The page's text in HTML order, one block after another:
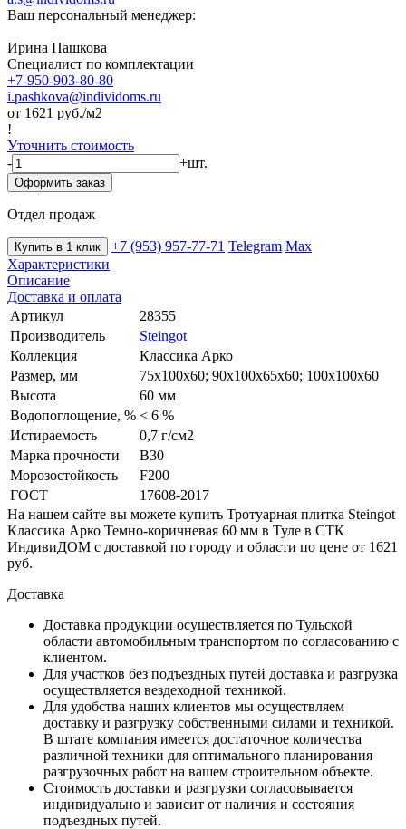
Ваш персональный менеджер:
Ирина Пашкова
Специалист по комплектации
+7-950-903-80-80
i.pashkova@individoms.ru
от 1621 руб./м2
!
Уточнить стоимость
-
+шт.
Оформить заказ
Отдел продаж
Купить в 1 клик +7 (953) 957-77-71 Telegram Max
Характеристики
Описание
Доставка и оплата
Артикул
28355
Производитель
Steingot
Коллекция
Классика Арко
Размер, мм
75х100х60; 90х100х65х60; 100х100х60
Высота
60 мм
Водопоглощение, % < 6 %
Истираемость
0,7 г/см2
Марка прочности
B30
Морозостойкость
F200
ГОСТ
17608-2017
На нашем сайте вы можете купить Тротуарная плитка Steingot
Классика Арко Темно-коричневая 60 мм в Туле в СТК
ИндивиДОМ с доставкой по городу и области по цене от 1621
руб.
Доставка
Доставка продукции осуществляется по Тульской
области автомобильным транспортом по согласованию с
клиентом.
Для участков без подъездных путей доставка и разгрузка
осуществляется вездеходной техникой.
Для удобства наших клиентов мы осуществляем
доставку и разгрузку собственными силами и техникой.
В штате компания имеется достаточное количества
различной техники для оптимального планирования
разгрузочных работ на вашем строительном объекте.
Стоимость доставки и разгрузки согласовывается
индивидуально и зависит от наличия и состояния
подъездных путей.